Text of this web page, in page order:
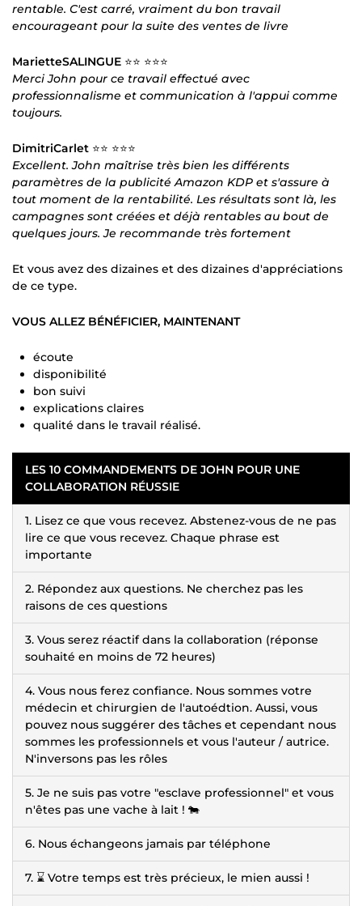
rentable. C'est carré, vraiment du bon travail
encourageant pour la suite des ventes de livre
MarietteSALINGUE ⭐⭐ ⭐⭐⭐
Merci John pour ce travail effectué avec
professionnalisme et communication à l'appui comme
toujours.
DimitriCarlet ⭐⭐ ⭐⭐⭐
Excellent. John maîtrise très bien les différents
paramètres de la publicité Amazon KDP et s'assure à
tout moment de la rentabilité. Les résultats sont là, les
campagnes sont créées et déjà rentables au bout de
quelques jours. Je recommande très fortement
Et vous avez des dizaines et des dizaines d'appréciations
de ce type.
VOUS ALLEZ BÉNÉFICIER, MAINTENANT
écoute
disponibilité
bon suivi
explications claires
qualité dans le travail réalisé.
LES 10 COMMANDEMENTS DE JOHN POUR UNE
COLLABORATION RÉUSSIE
1. Lisez ce que vous recevez. Abstenez-vous de ne pas
lire ce que vous recevez. Chaque phrase est
importante
2. Répondez aux questions. Ne cherchez pas les
raisons de ces questions
3. Vous serez réactif dans la collaboration (réponse
souhaité en moins de 72 heures)
4. Vous nous ferez confiance. Nous sommes votre
médecin et chirurgien de l'autoédtion. Aussi, vous
pouvez nous suggérer des tâches et cependant nous
sommes les professionnels et vous l'auteur / autrice.
N'inversons pas les rôles
5. Je ne suis pas votre "esclave professionnel" et vous
n'êtes pas une vache à lait ! 🐄
6. Nous échangeons jamais par téléphone
7. ⌛ Votre temps est très précieux, le mien aussi !